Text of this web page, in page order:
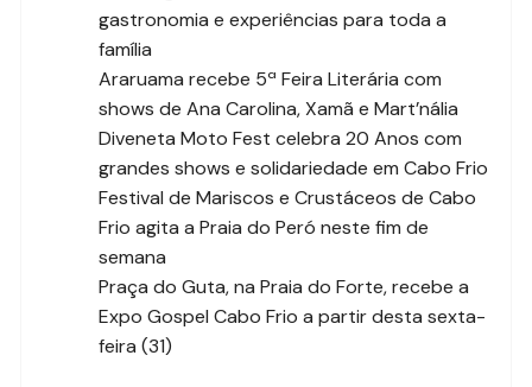
gastronomia e experiências para toda a
família
Araruama recebe 5ª Feira Literária com
shows de Ana Carolina, Xamã e Mart’nália
Diveneta Moto Fest celebra 20 Anos com
grandes shows e solidariedade em Cabo Frio
Festival de Mariscos e Crustáceos de Cabo
Frio agita a Praia do Peró neste fim de
semana
Praça do Guta, na Praia do Forte, recebe a
Expo Gospel Cabo Frio a partir desta sexta-
feira (31)